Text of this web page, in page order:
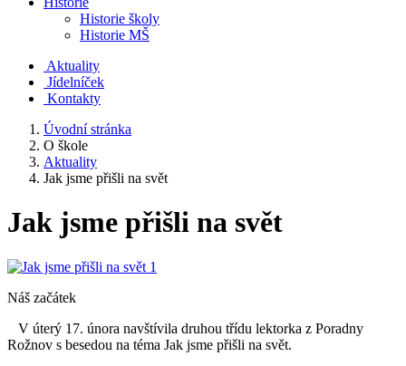
Historie školy
Historie MŠ
Aktuality
Jídelníček
Kontakty
Úvodní stránka
O škole
Aktuality
Jak jsme přišli na svět
Jak jsme přišli na svět
Náš začátek
V úterý 17. února navštívila druhou třídu lektorka z Poradny
Rožnov s besedou na téma Jak jsme přišli na svět.